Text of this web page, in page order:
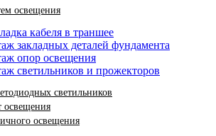
освещения
кабеля в траншее
закладных деталей фундамента
опор освещения
светильников и прожекторов
светильников
освещения
освещения